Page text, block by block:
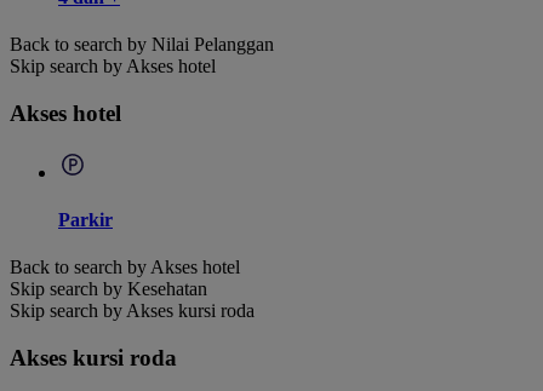
Back to search by Nilai Pelanggan
Skip search by Akses hotel
Akses hotel
Parkir
Back to search by Akses hotel
Skip search by Kesehatan
Skip search by Akses kursi roda
Akses kursi roda